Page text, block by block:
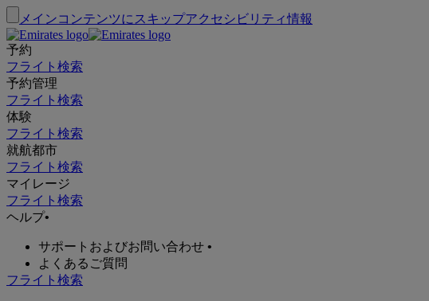
メインコンテンツにスキップアクセシビリティ情報
予約
フライト検索
予約管理
フライト検索
体験
フライト検索
就航都市
フライト検索
マイレージ
フライト検索
ヘルプ•
サポートおよびお問い合わせ •
よくあるご質問
フライト検索